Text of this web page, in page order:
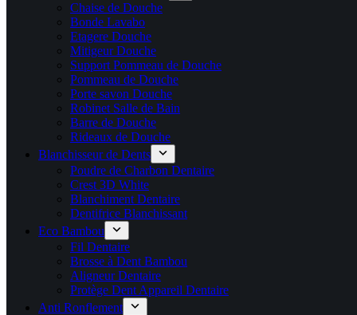
Chaise de Douche
Bonde Lavabo
Etagere Douche
Mitigeur Douche
Support Pommeau de Douche
Pommeau de Douche
Porte savon Douche
Robinet Salle de Bain
Barre de Douche
Rideaux de Douche
Blanchisseur de Dents
Poudre de Charbon Dentaire
Crest 3D White
Blanchiment Dentaire
Dentifrice Blanchissant
Eco Bambou
Fil Dentaire
Brosse à Dent Bambou
Aligneur Dentaire
Protège Dent Appareil Dentaire
Anti Ronflement